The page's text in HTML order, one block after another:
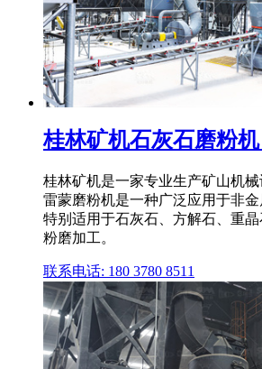
桂林矿机石灰石磨粉
桂林矿机是一家专业生产矿山机
雷蒙磨粉机是一种广泛应用于非
特别适用于石灰石、方解石、重
粉磨加工。
联系电话: 180 3780 8511